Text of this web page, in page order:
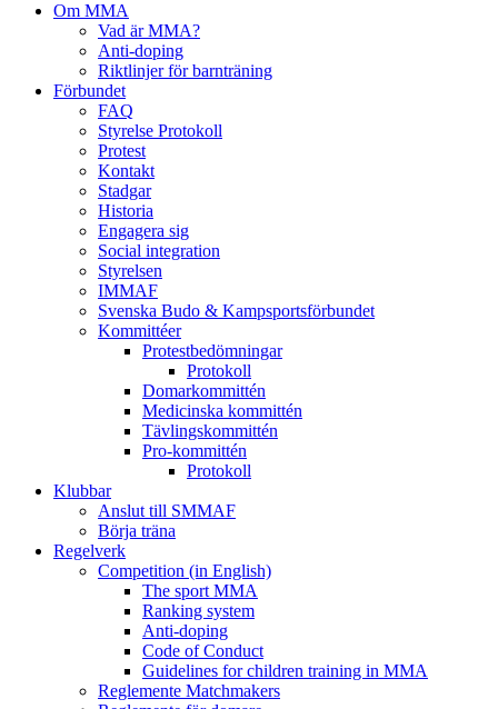
Om MMA
Vad är MMA?
Anti-doping
Riktlinjer för barnträning
Förbundet
FAQ
Styrelse Protokoll
Protest
Kontakt
Stadgar
Historia
Engagera sig
Social integration
Styrelsen
IMMAF
Svenska Budo & Kampsportsförbundet
Kommittéer
Protestbedömningar
Protokoll
Domarkommittén
Medicinska kommittén
Tävlingskommittén
Pro-kommittén
Protokoll
Klubbar
Anslut till SMMAF
Börja träna
Regelverk
Competition (in English)
The sport MMA
Ranking system
Anti-doping
Code of Conduct
Guidelines for children training in MMA
Reglemente Matchmakers